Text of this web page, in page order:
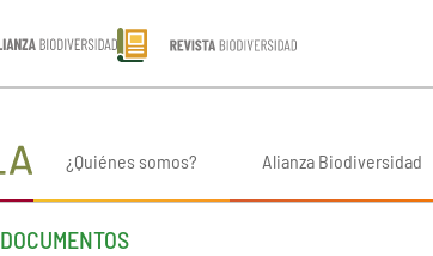
¿Quiénes somos? Alianza Biodiversidad
DOCUMENTOS